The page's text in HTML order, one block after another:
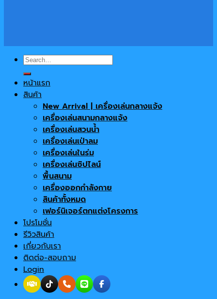
Search
for:
หน้าแรก
สินค้า
New Arrival | เครื่องเล่นกลางแจ้ง
เครื่องเล่นสนามกลางแจ้ง
เครื่องเล่นสวนน้ำ
เครื่องเล่นเป่าลม
เครื่องเล่นในร่ม
เครื่องเล่นซิปไลน์
พื้นสนาม
เครื่องออกกำลังกาย
สินค้าทั้งหมด
เฟอร์นิเจอร์ตกแต่งโครงการ
โปรโมชั่น
รีวิวสินค้า
เกี่ยวกับเรา
ติดต่อ-สอบถาม
Login